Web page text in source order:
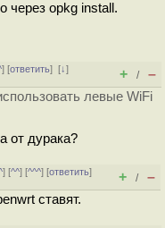
через opkg install.
] [ответить][↓]
+ / –
левые WiFi
от дурака?
] [^^] [^^^] [ответить]
+ / –
ставят.